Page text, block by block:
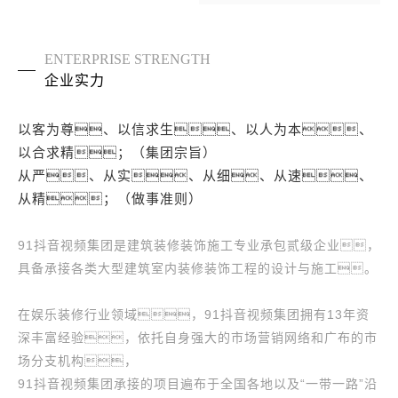
ENTERPRISE STRENGTH
企业实力
以客为尊、以信求生、以人为本、
以合求精；（集团宗旨）
从严、从实、从细、从速、
从精；（做事准则）
91抖音视频集团是建筑装修装饰施工专业承包贰级企业，
具备承接各类大型建筑室内装修装饰工程的设计与施工。
在娱乐装修行业领域，91抖音视频集团拥有13年资
深丰富经验，依托自身强大的市场营销网络和广布的市
场分支机构，
91抖音视频集团承接的项目遍布于全国各地以及“一带一路”沿